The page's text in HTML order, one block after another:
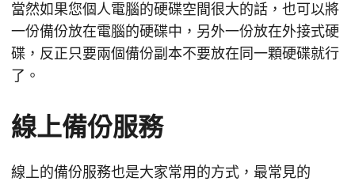
當然如果您個人電腦的硬碟空間很大的話，也可以將
一份備份放在電腦的硬碟中，另外一份放在外接式硬
碟，反正只要兩個備份副本不要放在同一顆硬碟就行
了。
線上備份服務
線上的備份服務也是大家常用的方式，最常見的